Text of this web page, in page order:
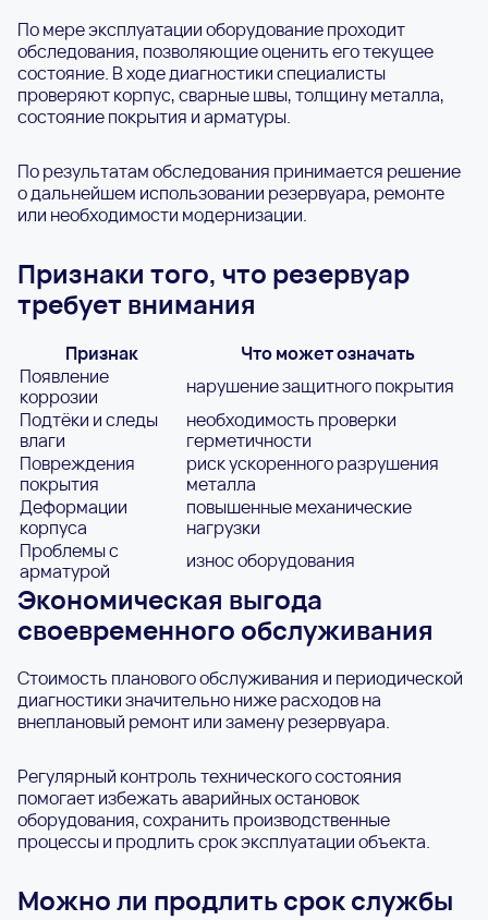
По мере эксплуатации оборудование проходит
обследования, позволяющие оценить его текущее
состояние. В ходе диагностики специалисты
проверяют корпус, сварные швы, толщину металла,
состояние покрытия и арматуры.
По результатам обследования принимается решение
о дальнейшем использовании резервуара, ремонте
или необходимости модернизации.
Признаки того, что резервуар
требует внимания
Признак
Что может означать
Появление
коррозии
нарушение защитного покрытия
Подтёки и следы
влаги
необходимость проверки
герметичности
Повреждения
покрытия
риск ускоренного разрушения
металла
Деформации
корпуса
повышенные механические
нагрузки
Проблемы с
арматурой
износ оборудования
Экономическая выгода
своевременного обслуживания
Стоимость планового обслуживания и периодической
диагностики значительно ниже расходов на
внеплановый ремонт или замену резервуара.
Регулярный контроль технического состояния
помогает избежать аварийных остановок
оборудования, сохранить производственные
процессы и продлить срок эксплуатации объекта.
Можно ли продлить срок службы